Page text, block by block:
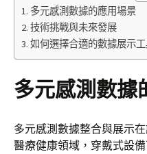
多元感測數據的應用場景
技術挑戰與未來發展
如何選擇合適的數據展示
多元感測數據
多元感測數據整合與展示
醫療健康領域，穿戴式設